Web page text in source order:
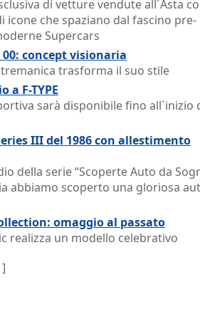
di vetture vendute all´Asta
icone che spaziano dal fascino pre-
Supercars
00: concept visionaria
trasforma il suo stile
a F-TYPE
sarà disponibile fino all´inizio
III del 1986 con allestimento
della serie “Scoperte Auto da
abbiamo scoperto una gloriosa
omaggio al passato
realizza un modello celebrativo
]